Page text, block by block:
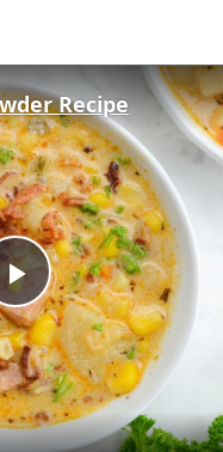
Play
Video
Recipe